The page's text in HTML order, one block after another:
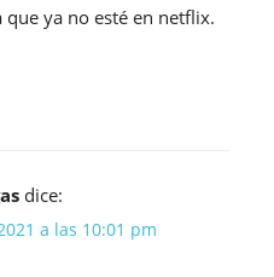
ya no esté en netflix.
dice:
a las 10:01 pm